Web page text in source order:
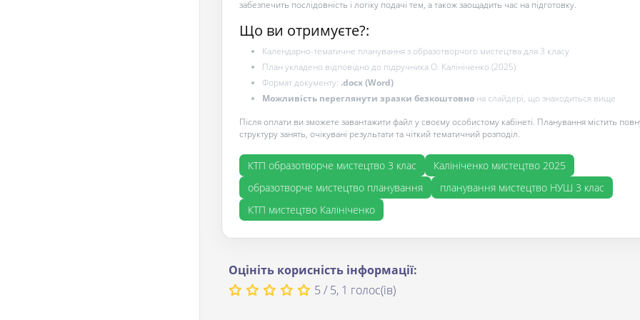
забезпечить послідовність і логіку подачі тем, а також заощадить час на підготовку.
Що ви отримуєте?:
Календарно-тематичне планування з образотворчого мистецтва для 3 класу
План укладено відповідно до підручника О. Калініченко (2025)
Формат документу: .docx (Word)
Можливість переглянути зразки безкоштовно на слайдері, що знаходиться вище
Після оплати ви зможете завантажити файл у своєму особистому кабінеті. Планування містить
структуру занять, очікувані результати та чіткий тематичний розподіл.
КТП образотворче мистецтво 3 клас
Калініченко мистецтво 2025
образотворче мистецтво планування
планування мистецтво НУШ 3 клас
КТП мистецтво Калініченко
Оцініть корисність інформації:
5 / 5, 1 голос(ів)